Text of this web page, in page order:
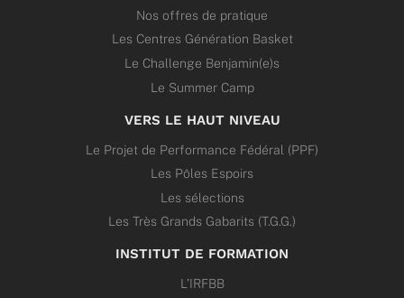
Nos offres de pratique
Les Centres Génération Basket
Le Challenge Benjamin(e)s
Le Summer Camp
VERS LE HAUT NIVEAU
Le Projet de Performance Fédéral (PPF)
Les Pôles Espoirs
Les sélections
Les Très Grands Gabarits (T.G.G.)
INSTITUT DE FORMATION
L’IRFBB